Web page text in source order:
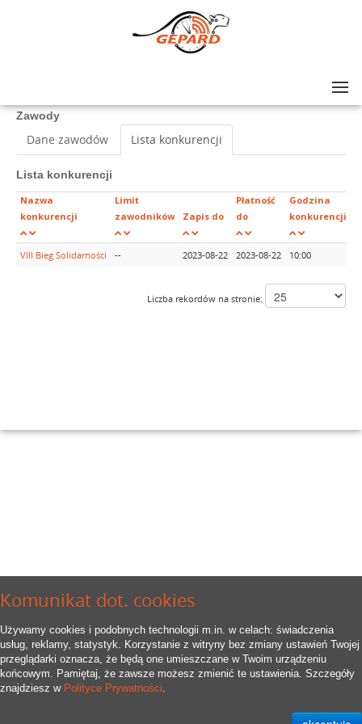
Komunikat dot. cookies
Używamy cookies i podobnych technologii m.in. w celach: świadczenia
usług, reklamy, statystyk. Korzystanie z witryny bez zmiany ustawień Twojej
przeglądarki oznacza, że będą one umieszczane w Twoim urządzeniu
końcowym. Pamiętaj, że zawsze możesz zmienić te ustawienia. Szczegóły
znajdziesz w Polityce Prywatności.
Zawody
Dane zawodów Lista konkurencji
Lista konkurencji
Nazwa
konkurencji
Limit
zawodników
Zapis do
Płatność
do
Godzina
konkurencji
VIII Bieg Solidarności -- 2023-08-22 2023-08-22 10:00
Liczba rekordów na stronie: